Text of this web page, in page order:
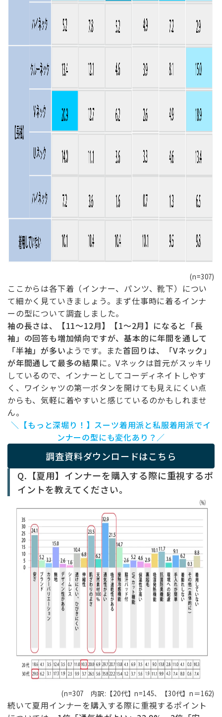
(n=307)
ここからは各下着（インナー、パンツ、靴下）につい
て細かく見ていきましょう。まず仕事時に着るインナ
ーの型について調査しました。
袖の長さは、【11～12月】【1～2月】になると「長
袖」の回答も増加傾向ですが、基本的に年間を通して
「半袖」が多いようです。また首回りは、「Vネック」
が年間通して最多の結果に。Vネックは首元がスッキリ
しているので、インナーとしてコーディネイトしやす
く、ワイシャツの第一ボタンを開けても見えにくい点
からも、気軽に着やすいと感じているのかもしれませ
ん。
＼【もっと深堀り！】スーツ着用派と私服着用派でイ
ンナーの型にも変化あり？／
調査資料ダウンロードはこちら
Q.【夏用】インナーを購入する際に重視するポ
イントを教えてください。
(n=307 内訳:【20代】n=145、【30代】n＝162)
続いて夏用インナーを購入する際に重視するポイント